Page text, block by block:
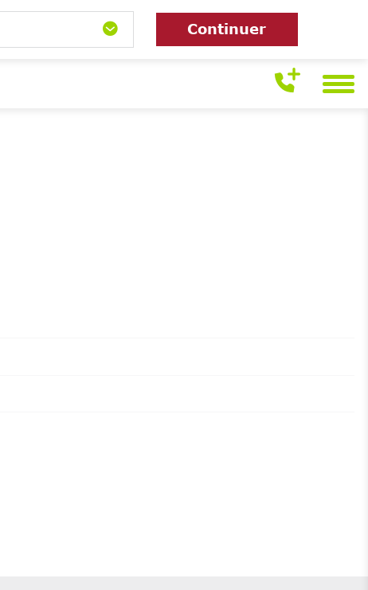
Continuer